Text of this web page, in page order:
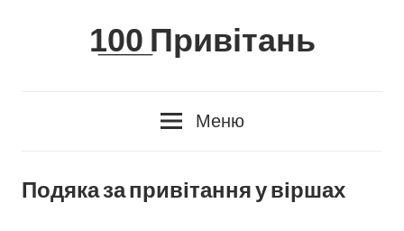
1̲0̲0̲ Привітань
Меню
Подяка за привітання у віршах